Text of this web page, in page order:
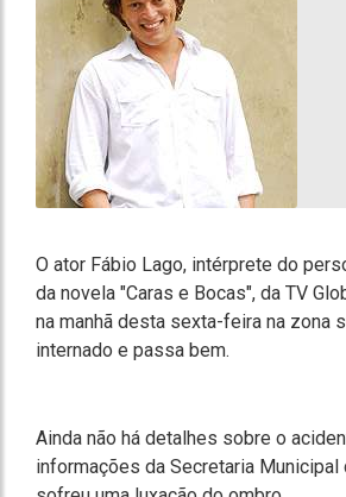
O ator Fábio Lago, intérprete do
da novela "Caras e Bocas", da TV
na manhã desta sexta-feira na zona
internado e passa bem.
Ainda não há detalhes sobre o
informações da Secretaria Municipal